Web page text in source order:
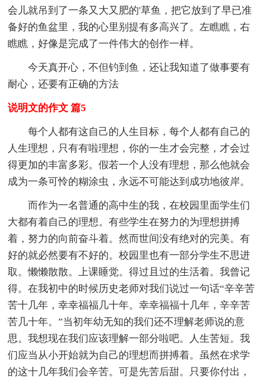
会儿就吊到了一条又大又肥的'草鱼，把它放到了早已准
备好的鱼盆里，我的心里别提有多高兴了。左瞧瞧，右
瞧瞧，好像是完成了一件伟大的创作一样。
今天真开心，不但钓到鱼，还让我知道了做事要有
耐心，还要有正确的方法
说明文的作文 篇5
每个人都有这自己的人生目标，每个人都有自己的
人生理想，只有有啦理想，你的一生才会完整，才会过
得更加的丰富多彩。假若一个人没有理想，那么他就会
成为一条可怜的糊涂虫，永远不可能达到成功地彼岸。
而作为一名普通的高中生的我，在校园里面学生们
大都有着自己的理想。有些学生在努力的为理想拼搏
着，努力的向前奋斗着。然而世间没有绝对的完美。有
好的就必然要有不好的。校园里也有一部分学生不思进
取。懒懒散散。上课睡觉。得过且过的生活着。我曾记
得。在我初中的时候历史老师对我们说过一句话“辛辛苦
苦十几年，幸幸福福几十年。幸幸福福十几年，辛辛苦
苦几十年。”当初年幼无知的我们还不理解老师说的意
思。我想现在我们应该理解一部分啦吧。人生苦短。我
们应当从小开始就为自己的理想而拼搏着。虽然在求学
的这十几年我们会辛苦。可是先苦后甜。只要你付出，